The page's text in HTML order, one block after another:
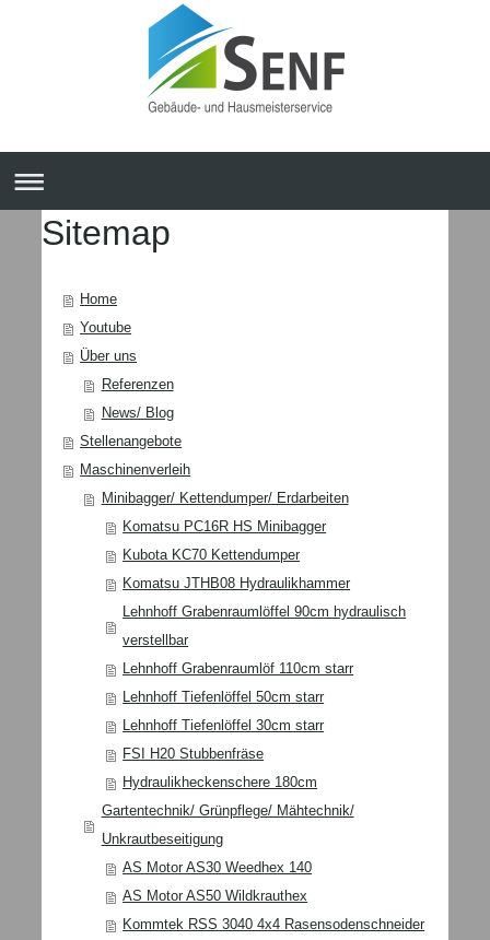
Sitemap
Home
Youtube
Über uns
Referenzen
News/ Blog
Stellenangebote
Maschinenverleih
Minibagger/ Kettendumper/ Erdarbeiten
Komatsu PC16R HS Minibagger
Kubota KC70 Kettendumper
Komatsu JTHB08 Hydraulikhammer
Lehnhoff Grabenraumlöffel 90cm hydraulisch
verstellbar
Lehnhoff Grabenraumlöf 110cm starr
Lehnhoff Tiefenlöffel 50cm starr
Lehnhoff Tiefenlöffel 30cm starr
FSI H20 Stubbenfräse
Hydraulikheckenschere 180cm
Gartentechnik/ Grünpflege/ Mähtechnik/
Unkrautbeseitigung
AS Motor AS30 Weedhex 140
AS Motor AS50 Wildkrauthex
Kommtek RSS 3040 4x4 Rasensodenschneider